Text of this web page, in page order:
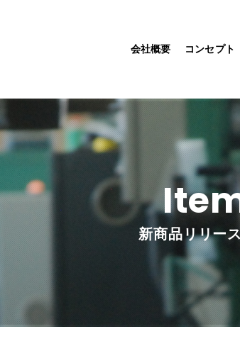
会社概要 コンセプト
新商品リリー